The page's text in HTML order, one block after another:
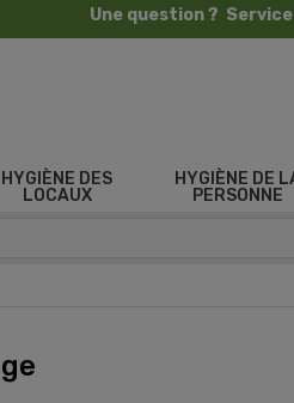
Une question ?
HYGIÈNE DES
LOCAUX
HYGIÈNE DE
PERSONNE